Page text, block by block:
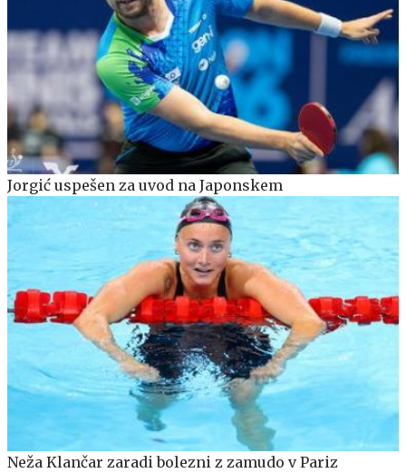
Jorgić uspešen za uvod na Japonskem
Neža Klančar zaradi bolezni z zamudo v Pariz